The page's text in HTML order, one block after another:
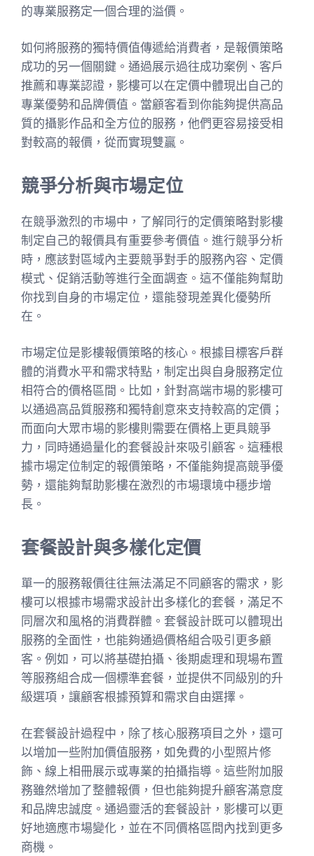
的專業服務定一個合理的溢價。
如何將服務的獨特價值傳遞給消費者，是報價策略
成功的另一個關鍵。通過展示過往成功案例、客戶
推薦和專業認證，影樓可以在定價中體現出自己的
專業優勢和品牌價值。當顧客看到你能夠提供高品
質的攝影作品和全方位的服務，他們更容易接受相
對較高的報價，從而實現雙贏。
競爭分析與市場定位
在競爭激烈的市場中，了解同行的定價策略對影樓
制定自己的報價具有重要參考價值。進行競爭分析
時，應該對區域內主要競爭對手的服務內容、定價
模式、促銷活動等進行全面調查。這不僅能夠幫助
你找到自身的市場定位，還能發現差異化優勢所
在。
市場定位是影樓報價策略的核心。根據目標客戶群
體的消費水平和需求特點，制定出與自身服務定位
相符合的價格區間。比如，針對高端市場的影樓可
以通過高品質服務和獨特創意來支持較高的定價；
而面向大眾市場的影樓則需要在價格上更具競爭
力，同時通過量化的套餐設計來吸引顧客。這種根
據市場定位制定的報價策略，不僅能夠提高競爭優
勢，還能夠幫助影樓在激烈的市場環境中穩步增
長。
套餐設計與多樣化定價
單一的服務報價往往無法滿足不同顧客的需求，影
樓可以根據市場需求設計出多樣化的套餐，滿足不
同層次和風格的消費群體。套餐設計既可以體現出
服務的全面性，也能夠通過價格組合吸引更多顧
客。例如，可以將基礎拍攝、後期處理和現場布置
等服務組合成一個標準套餐，並提供不同級別的升
級選項，讓顧客根據預算和需求自由選擇。
在套餐設計過程中，除了核心服務項目之外，還可
以增加一些附加價值服務，如免費的小型照片修
飾、線上相冊展示或專業的拍攝指導。這些附加服
務雖然增加了整體報價，但也能夠提升顧客滿意度
和品牌忠誠度。通過靈活的套餐設計，影樓可以更
好地適應市場變化，並在不同價格區間內找到更多
商機。